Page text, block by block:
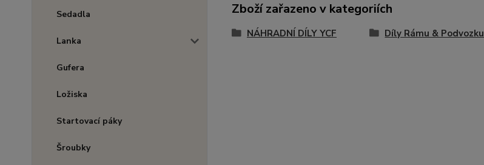
Sedadla
Lanka
Gufera
Ložiska
Startovací páky
Šroubky
Zboží zařazeno v kategoriích
NÁHRADNÍ DÍLY YCF Díly Rámu & Podvozku